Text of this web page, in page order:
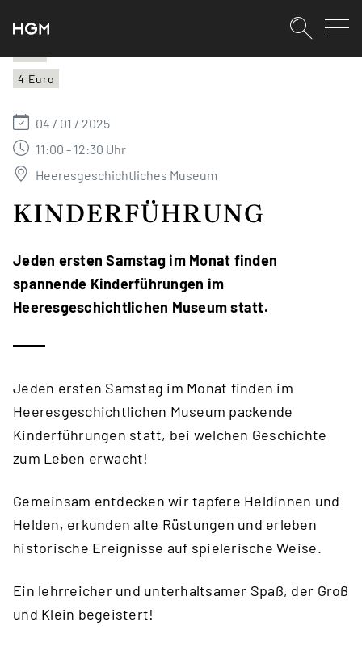
SKIPLINKS
4 Euro
04 / 01 / 2025
11:00 - 12:30 Uhr
Heeresgeschichtliches Museum
KINDERFÜHRUNG
Jeden ersten Samstag im Monat finden
spannende Kinderführungen im
Heeresgeschichtlichen Museum statt.
Jeden ersten Samstag im Monat finden im
Heeresgeschichtlichen Museum packende
Kinderführungen statt, bei welchen Geschichte
zum Leben erwacht!
Gemeinsam entdecken wir tapfere Heldinnen und
Helden, erkunden alte Rüstungen und erleben
historische Ereignisse auf spielerische Weise.
Ein lehrreicher und unterhaltsamer Spaß, der Groß
und Klein begeistert!